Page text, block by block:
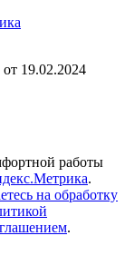
19.02.2024
работы
.
на обработку
.